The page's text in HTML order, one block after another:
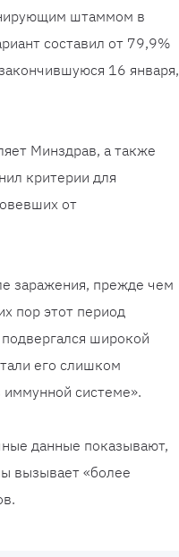
штаммом в
составил от 79,9%
16 января,
Минздрав, а также
критерии для
от
заражения, прежде чем
пор этот период
широкой
его слишком
системе».
данные показывают,
вызывает «более